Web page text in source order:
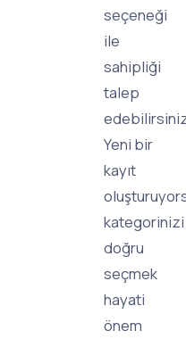
seçeneği
ile
sahipliği
talep
Yeni bir
kayıt
kategorinizi
doğru
seçmek
hayati
önem